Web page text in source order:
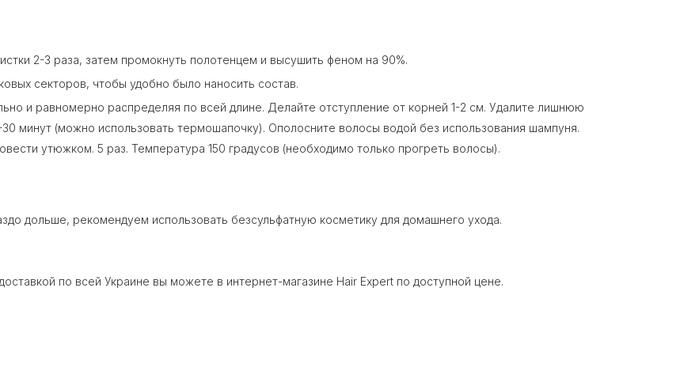
2-3 раза, затем промокнуть полотенцем и высушить феном на 90%.
секторов, чтобы удобно было наносить состав.
и равномерно распределяя по всей длине. Делайте отступление от корней 1-2 см. Удалите лишнюю
минут (можно использовать термошапочку). Ополосните волосы водой без использования шампуня.
утюжком. 5 раз. Температура 150 градусов (необходимо только прогреть волосы).
дольше, рекомендуем использовать безсульфатную косметику для домашнего ухода.
по всей Украине вы можете в интернет-магазине Hair Expert по доступной цене.